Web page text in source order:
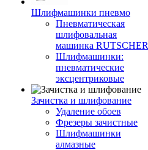
Шлифмашинки пневмо
Пневматическая
шлифовальная
машинка RUTSCHER
Шлифмашинки:
пневматические
эксцентриковые
Зачистка и шлифование
Удаление обоев
Фрезеры зачистные
Шлифмашинки
алмазные